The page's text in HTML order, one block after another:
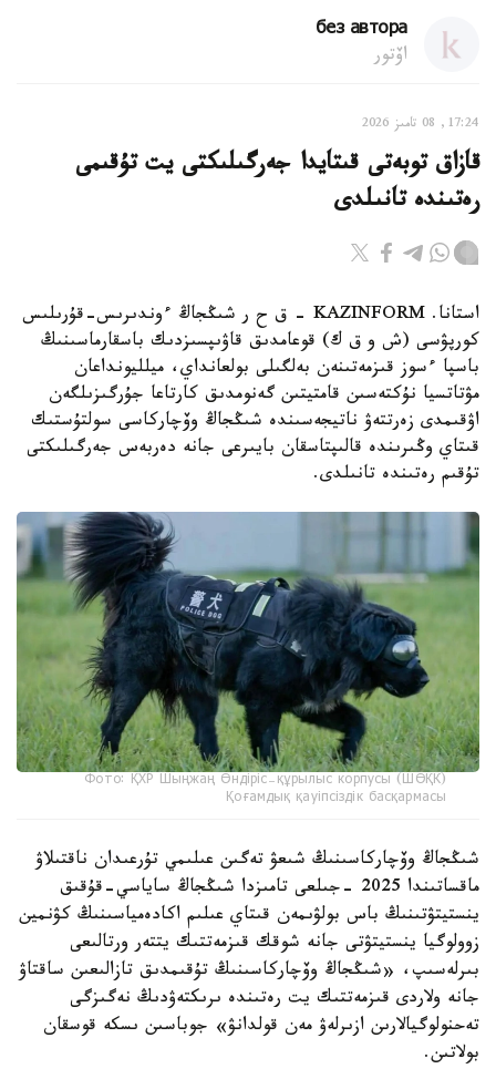
без автора
اۆتور
17:24, 08 تامىز 2026
قازاق توبەتى قىتايدا جەرگىلىكتى يت تۇقىمى
رەتىندە تانىلدى
استانا. KAZINFORM – ق ح ر شىڭجاڭ ءوندىرىس-قۇرىلىس
كورپۋسى (ش و ق ك) قوعامدىق قاۋىپسىزدىك باسقارماسىنىڭ
باسپا ءسوز قىزمەتىنەن بەلگىلى بولعانداي، ميلليونداعان
مۋتاتسيا نۇكتەسىن قامتيتىن گەنومدىق كارتاعا جۇرگىزىلگەن
اۋقىمدى زەرتتەۋ ناتيجەسىندە شىڭجاڭ وۆچاركاسى سولتۇستىك
قىتاي وڭىرىندە قالىپتاسقان بايىرعى جانە دەربەس جەرگىلىكتى
تۇقىم رەتىندە تانىلدى.
Фото: ҚХР Шыңжаң Өндіріс-құрылыс корпусы (ШӨҚК)
Қоғамдық қауіпсіздік басқармасы
شىڭجاڭ وۆچاركاسىنىڭ شىعۋ تەگىن عىلىمي تۇرعىدان ناقتىلاۋ
ماقساتىندا 2025 -جىلعى تامىزدا شىڭجاڭ ساياسي-قۇقىق
ينستيتۋتىنىڭ باس بولۋىمەن قىتاي عىلىم اكادەمياسىنىڭ كۋنمين
زوولوگيا ينستيتۋتى جانە شوقك قىزمەتتىك يتتەر ورتالىعى
بىرلەسىپ، «شىڭجاڭ وۆچاركاسىنىڭ تۇقىمدىق تازالىعىن ساقتاۋ
جانە ولاردى قىزمەتتىك يت رەتىندە ىرىكتەۋدىڭ نەگىزگى
تەحنولوگيالارىن ازىرلەۋ مەن قولدانۋ» جوباسىن ىسكە قوسقان
بولاتىن.